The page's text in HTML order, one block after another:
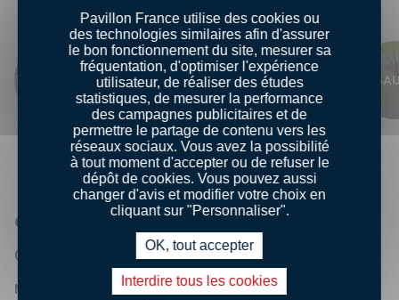
DÉCOUVREZ TOUS LES PLATS
SOUPE GRATIN BROCHETTE
QUI SOMMES-NOUS ?
Qui sommes - nous ?
Nos engagements
Pavillon France utilise des cookies ou
des technologies similaires afin d'assurer
le bon fonctionnement du site, mesurer sa
fréquentation, d'optimiser l'expérience
utilisateur, de réaliser des études
statistiques, de mesurer la performance
des campagnes publicitaires et de
permettre le partage de contenu vers les
réseaux sociaux. Vous avez la possibilité
à tout moment d'accepter ou de refuser le
dépôt de cookies. Vous pouvez aussi
changer d'avis et modifier votre choix en
cliquant sur "Personnaliser".
OK, tout accepter
Interdire tous les cookies